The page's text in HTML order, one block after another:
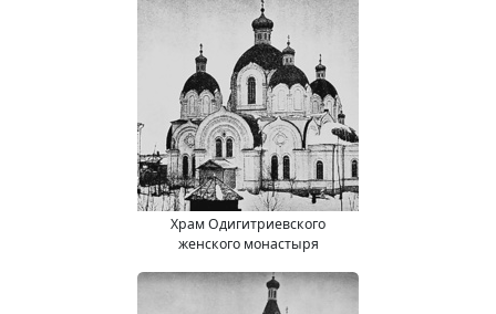
Храм Одигитриевского
женского монастыря